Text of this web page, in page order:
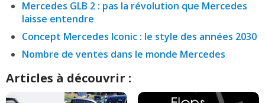
Mercedes GLB 2 : pas la révolution que Mercedes
laisse entendre
Concept Mercedes Iconic : le style des années 2030
Nombre de ventes dans le monde Mercedes
Articles à découvrir :